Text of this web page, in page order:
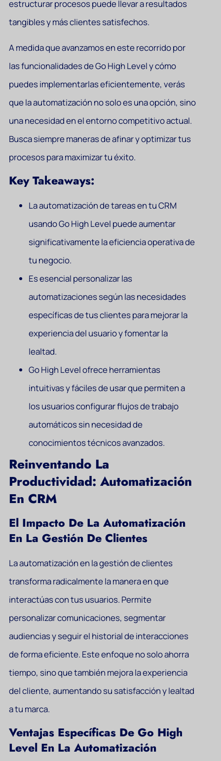
estructurar procesos puede llevar a resultados
tangibles y más clientes satisfechos.
A medida que avanzamos en este recorrido por
las funcionalidades de Go High Level y cómo
puedes implementarlas eficientemente, verás
que la automatización no solo es una opción, sino
una necesidad en el entorno competitivo actual.
Busca siempre maneras de afinar y optimizar tus
procesos para maximizar tu éxito.
Key Takeaways:
La automatización de tareas en tu CRM
usando Go High Level puede aumentar
significativamente la eficiencia operativa de
tu negocio.
Es esencial personalizar las
automatizaciones según las necesidades
específicas de tus clientes para mejorar la
experiencia del usuario y fomentar la
lealtad.
Go High Level ofrece herramientas
intuitivas y fáciles de usar que permiten a
los usuarios configurar flujos de trabajo
automáticos sin necesidad de
conocimientos técnicos avanzados.
Reinventando La
Productividad: Automatización
En CRM
El Impacto De La Automatización
En La Gestión De Clientes
La automatización en la gestión de clientes
transforma radicalmente la manera en que
interactúas con tus usuarios. Permite
personalizar comunicaciones, segmentar
audiencias y seguir el historial de interacciones
de forma eficiente. Este enfoque no solo ahorra
tiempo, sino que también mejora la experiencia
del cliente, aumentando su satisfacción y lealtad
a tu marca.
Ventajas Específicas De Go High
Level En La Automatización